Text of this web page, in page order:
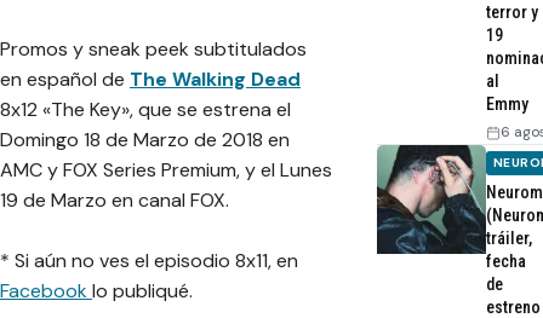
Promos y sneak peek subtitulados
en español de The Walking Dead
8x12 «The Key», que se estrena el
Domingo 18 de Marzo de 2018 en
AMC y FOX Series Premium, y el Lunes
19 de Marzo en canal FOX.
* Si aún no ves el episodio 8x11, en
Facebooklo publiqué.
terror y
19
al
Emmy
6
tráiler,
fecha
de
estreno